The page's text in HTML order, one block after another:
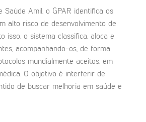
Saúde Amil, o GPAR identifica os
alto risco de desenvolvimento de
isso, o sistema classifica, aloca e
acompanhando-os, de forma
mundialmente aceitos, em
O objetivo é interferir de
de buscar melhoria em saúde e